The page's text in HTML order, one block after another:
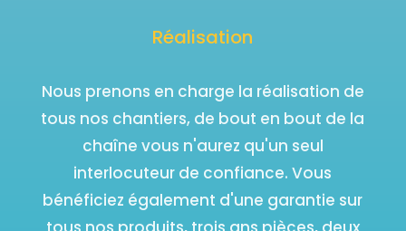
Réalisation
Nous prenons en charge la réalisation de
tous nos chantiers, de bout en bout de la
chaîne vous n'aurez qu'un seul
interlocuteur de confiance. Vous
bénéficiez également d'une garantie sur